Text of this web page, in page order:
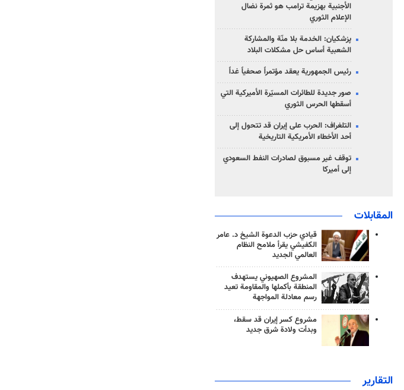
الأجنبية بهزيمة ترامب هو ثمرة نضال
الإعلام الثوري
پزشکیان: الخدمة بلا منّة والمشاركة
الشعبية أساس حل مشكلات البلاد
رئيس الجمهورية يعقد مؤتمراً صحفياً غداً
صور جديدة للطائرات المسيّرة الأميركية التي
أسقطها الحرس الثوري
التلغراف: الحرب على إيران قد تتحول إلى
أحد الأخطاء الأمريكية التاريخية
توقف غير مسبوق لصادرات النفط السعودي
إلى أميركا
المقابلات
قيادي حزب الدعوة الشيخ د. عامر
الكفيشي يقرأ ملامح النظام
العالمي الجديد
المشروع الصهيوني يستهدف
المنطقة بأكملها والمقاومة تعيد
رسم معادلة المواجهة
مشروع كسر إيران قد سقط،
وبدأت ولادة شرق جديد
التقارير